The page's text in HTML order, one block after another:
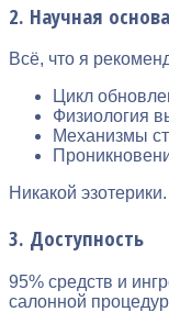
2. Научная основа
Всё, что я
Цикл
Физиология
Механизмы
Никакой
3. Доступность
95% средств и
салонной